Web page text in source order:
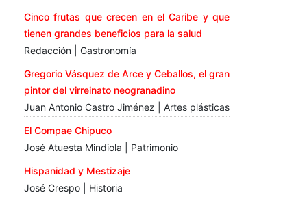
Cinco frutas que crecen en el Caribe y que
tienen grandes beneficios para la salud
Redacción | Gastronomía
Gregorio Vásquez de Arce y Ceballos, el gran
pintor del virreinato neogranadino
Juan Antonio Castro Jiménez | Artes plásticas
El Compae Chipuco
José Atuesta Mindiola | Patrimonio
Hispanidad y Mestizaje
José Crespo | Historia